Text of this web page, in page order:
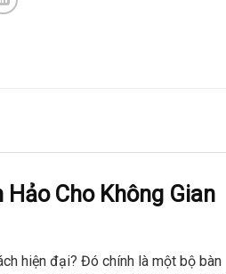
Cho Không Gian
hiện đại? Đó chính là một bộ bàn